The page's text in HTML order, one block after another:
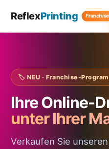
ReflexPrinting Franchise
🏷️ NEU · Franchise-
Ihre Online-
unter Ihrer
Verkaufen Sie